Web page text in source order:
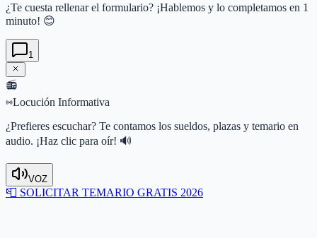
¿Te cuesta rellenar el formulario? ¡Hablemos y lo completamos en 1
minuto! 😊
1
📻
Locución Informativa
¿Prefieres escuchar? Te contamos los sueldos, plazas y temario en
audio. ¡Haz clic para oír! 🔊
VOZ
📮 SOLICITAR TEMARIO GRATIS 2026